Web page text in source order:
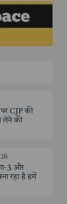
CJP की
लेने की
3 और
रहा है हमें